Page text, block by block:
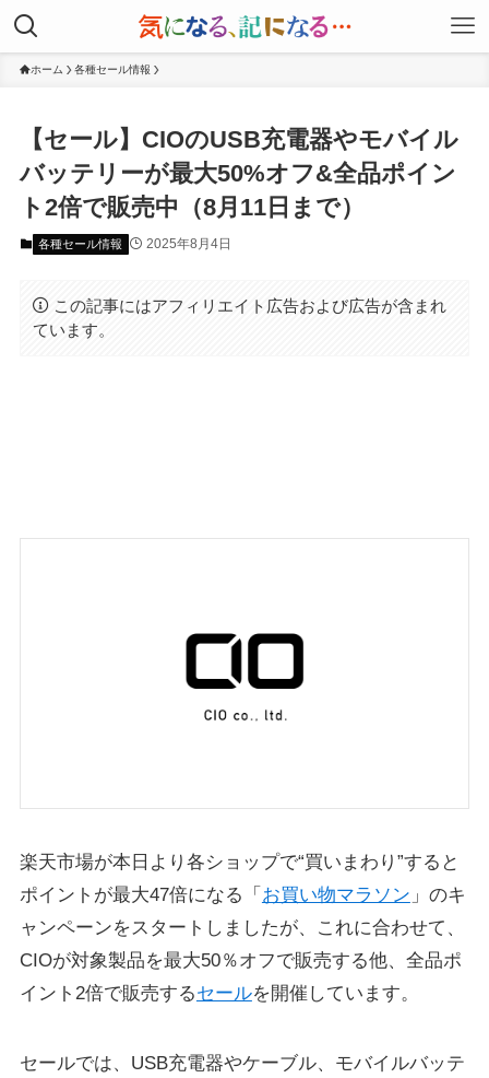
ホーム 各種セール情報
【セール】CIOのUSB充電器やモバイル
バッテリーが最大50%オフ&全品ポイン
ト2倍で販売中（8月11日まで）
各種セール情報 2025年8月4日
この記事にはアフィリエイト広告および広告が含まれ
ています。
楽天市場が本日より各ショップで“買いまわり”すると
ポイントが最大47倍になる「 お買い物マラソン 」のキ
ャンペーンをスタートしましたが、これに合わせて、
CIOが対象製品を最大50％オフで販売する他、全品ポ
イント2倍で販売するセールを開催しています。
セールでは、USB充電器やケーブル、モバイルバッテ